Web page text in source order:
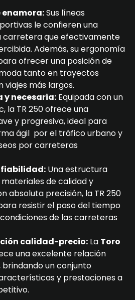
enamora:Sus líneas
le confieren una
carretera que efectivamente
Además, su ergonomía
ofrecer una posición de
tanto en trayectos
más largos.
y necesaria: Equipada con un
la TR 250 ofrece una
y progresiva, ideal para
ágil por el tráfico urbano y
por carreteras
Una estructura
de calidad y
absoluta precisión, la TR 250
resistir el paso del tiempo
de las carreteras
calidad-precio: La Toro
una excelente relación
un conjunto
y prestaciones a